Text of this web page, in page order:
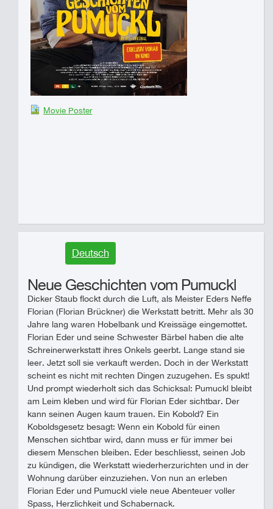
Movie Poster
Deutsch
Neue Geschichten vom Pumuckl
Dicker Staub flockt durch die Luft, als Meister Eders Neffe
Florian (Florian Brückner) die Werkstatt betritt. Mehr als 30
Jahre lang waren Hobelbank und Kreissäge eingemottet.
Florian Eder und seine Schwester Bärbel haben die alte
Schreinerwerkstatt ihres Onkels geerbt. Lange stand sie
leer. Jetzt soll sie verkauft werden. Doch in der Werkstatt
scheint es nicht mit rechten Dingen zuzugehen. Es spukt!
Und prompt wiederholt sich das Schicksal: Pumuckl bleibt
am Leim kleben und wird für Florian Eder sichtbar. Der
kann seinen Augen kaum trauen. Ein Kobold? Ein
Koboldsgesetz besagt: Wenn ein Kobold für einen
Menschen sichtbar wird, dann muss er für immer bei
diesem Menschen bleiben. Eder beschliesst, seinen Job
zu kündigen, die Werkstatt wiederherzurichten und in der
Wohnung darüber einzuziehen. Von nun an erleben
Florian Eder und Pumuckl viele neue Abenteuer voller
Spass, Herzlichkeit und Schabernack.